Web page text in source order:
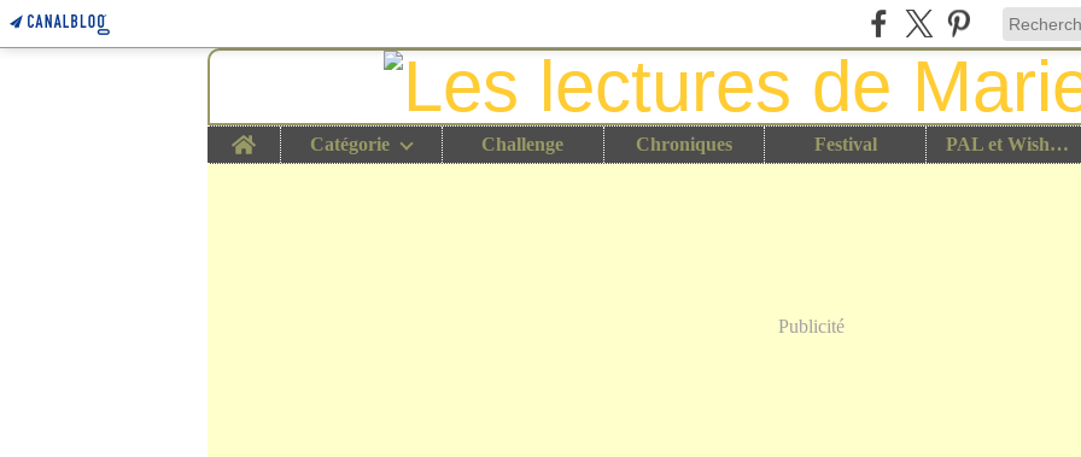
Home Catégorie Challenge Chroniques Festival PAL et Wish List
Publicité